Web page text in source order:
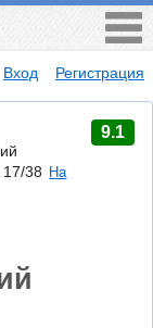
Вход Регистрация
17/38 На
9.1